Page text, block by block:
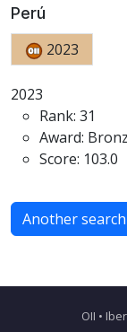
Perú
2023
2023
Rank: 31
Award:
Score: 103.0
Another search
OII •